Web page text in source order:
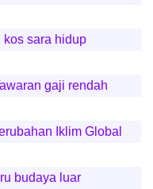
kos sara hidup
gaji rendah
Iklim Global
budaya luar